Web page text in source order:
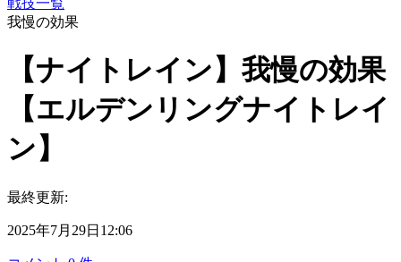
戦技一覧
我慢の効果
【ナイトレイン】我慢の効果
【エルデンリングナイトレイ
ン】
最終更新:
2025年7月29日12:06